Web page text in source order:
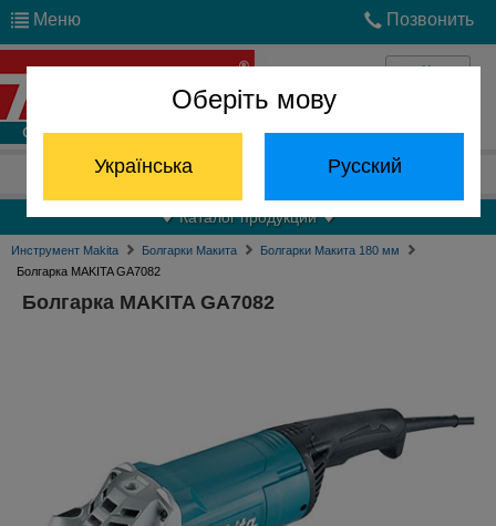
Оберіть мову
Українська Русский
Меню Позвонить
Войти
Отдел запчастей: (068) 824-24-24
Каталог продукции
Инструмент Makita Болгарки Макита
Болгарки Макита 180 мм
Болгарка MAKITA GA7082
Болгарка MAKITA GA7082